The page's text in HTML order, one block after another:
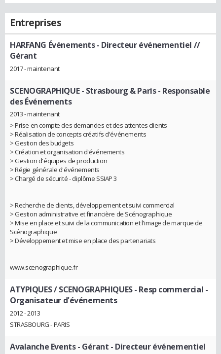
Entreprises
HARFANG Événements- Directeur événementiel //
Gérant
2017 - maintenant
SCENOGRAPHIQUE - Strasbourg & Paris- Responsable
des Événements
2013 - maintenant
> Prise en compte des demandes et des attentes clients
> Réalisation de concepts créatifs d'événements
> Gestion des budgets
> Création et organisation d'événements
> Gestion d'équipes de production
> Régie générale d'événements
> Chargé de sécurité - diplôme SSIAP 3
> Recherche de clients, développement et suivi commercial
> Gestion administrative et financière de Scénographique
> Mise en place et suivi de la communication et l'image de marque de
Scénographique
> Développement et mise en place des partenariats
www.scenographique.fr
ATYPIQUES / SCENOGRAPHIQUES- Resp commercial -
Organisateur d'événements
2012 - 2013
STRASBOURG - PARIS
Avalanche Events- Gérant - Directeur événementiel